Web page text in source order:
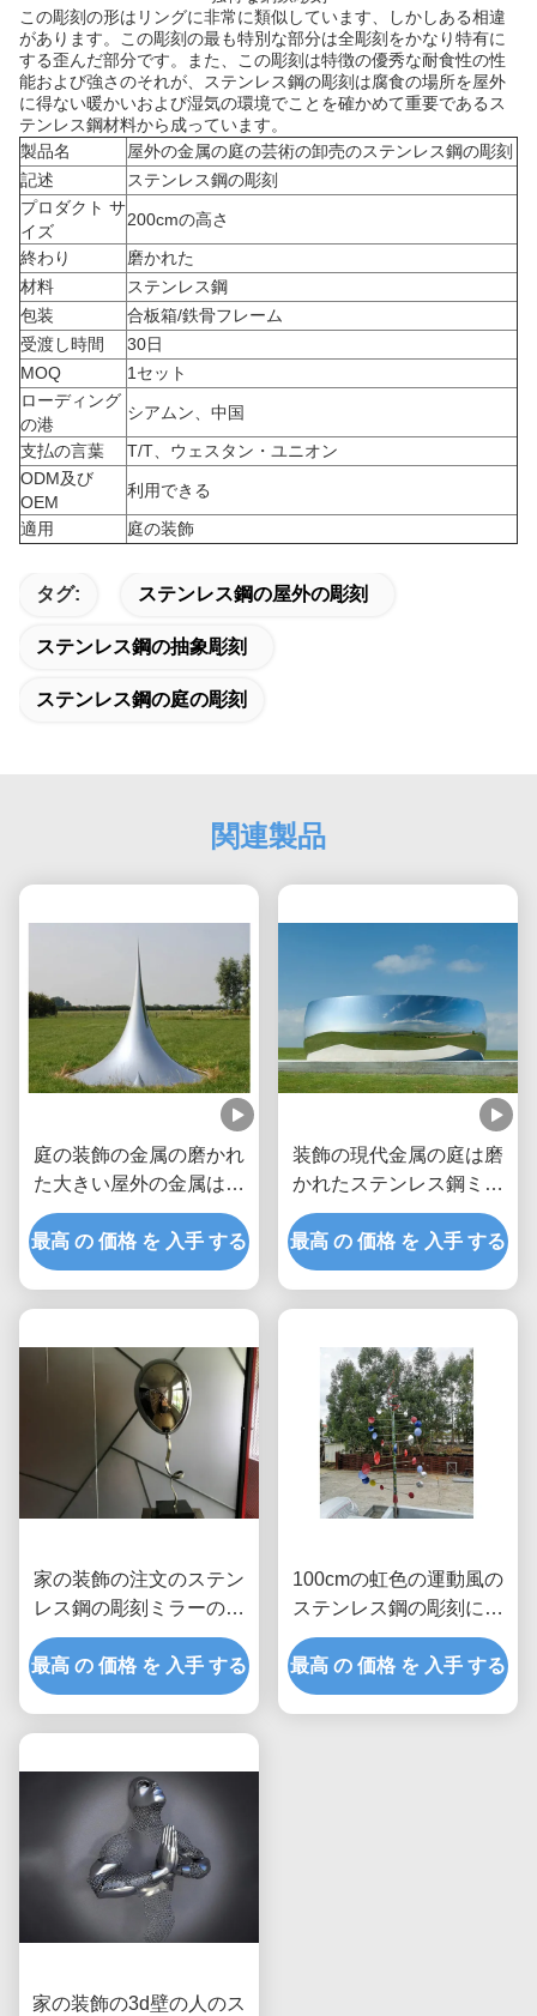
この彫刻の形はリングに非常に類似しています、しかしある相違
があります。この彫刻の最も特別な部分は全彫刻をかなり特有に
する歪んだ部分です。また、この彫刻は特徴の優秀な耐食性の性
能および強さのそれが、ステンレス鋼の彫刻は腐食の場所を屋外
に得ない暖かいおよび湿気の環境でことを確かめて重要であるス
テンレス鋼材料から成っています。
製品名
屋外の金属の庭の芸術の卸売のステンレス鋼の彫刻
記述
ステンレス鋼の彫刻
プロダクト サ
イズ
200cmの高さ
終わり
磨かれた
材料
ステンレス鋼
包装
合板箱/鉄骨フレーム
受渡し時間
30日
MOQ
1セット
ローディング
の港
シアムン、中国
支払の言葉
T/T、ウェスタン・ユニオン
ODM及び
OEM
利用できる
適用
庭の装飾
タグ: ステンレス鋼の屋外の彫刻
ステンレス鋼の抽象彫刻
ステンレス鋼の庭の彫刻
関連製品
庭の装飾の金属の磨かれ
た大きい屋外の金属は低
下の彫刻を彫ります
最高 の 価格 を 入手 する
装飾の現代金属の庭は磨
かれたステンレス鋼ミラ
ーを彫ります
最高 の 価格 を 入手 する
家の装飾の注文のステン
レス鋼の彫刻ミラーの磨
かれた気球
最高 の 価格 を 入手 する
100cmの虹色の運動風の
ステンレス鋼の彫刻によ
って塗られる終わり
最高 の 価格 を 入手 する
家の装飾の3d壁の人のス